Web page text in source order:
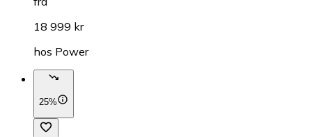
18 999 kr
hos Power
25%